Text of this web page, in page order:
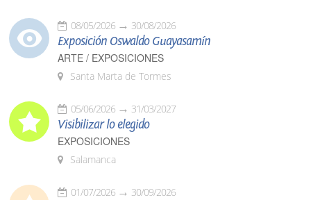
08/05/2026 30/08/2026
Exposición Oswaldo Guayasamín
ARTE / EXPOSICIONES
Santa Marta de Tormes
05/06/2026 31/03/2027
Visibilizar lo elegido
EXPOSICIONES
Salamanca
01/07/2026 30/09/2026